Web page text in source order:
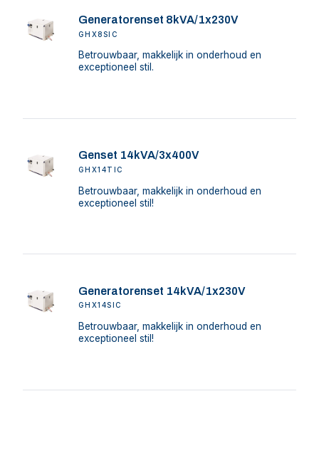
Generatorenset 8kVA/1x230V
GHX8SIC
Betrouwbaar, makkelijk in onderhoud en
exceptioneel stil.
Genset 14kVA/3x400V
GHX14TIC
Betrouwbaar, makkelijk in onderhoud en
exceptioneel stil!
Generatorenset 14kVA/1x230V
GHX14SIC
Betrouwbaar, makkelijk in onderhoud en
exceptioneel stil!